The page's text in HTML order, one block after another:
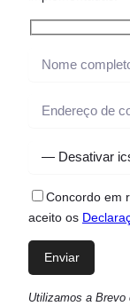
Concordo em
aceito os
Utilizamos a Brevo